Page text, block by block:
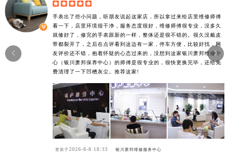
    
手表出了些小问题，听朋友说起这家店，所以拿过来给店里维修师傅
看一下，店里环境很干净，服务态度很好，维修师傅很专业，没多久
就修好了，修完的手表跟新的一样，整体还是很不错的。很久没戴皮
带都裂开了，之后在点评看到这边有一家，停车方便，比较好找，网
友评价还不错，抱着怀疑的心态过来的，没想到这家银川萧邦维修中
心（银川萧邦保养中心）的师傅是很专业的，很快更换完毕，还给免
费清理了一下凹槽灰尘。推荐这家!
更新于2026-8-8 18:33 银川萧邦维修服务中心

